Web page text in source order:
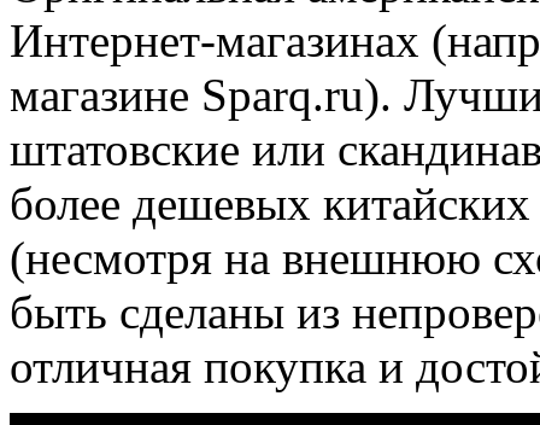
Интернет-магазинах
магазине Sparq.ru).
штатовские или
более дешевых
(несмотря на внешнюю
быть сделаны из
отличная покупка и